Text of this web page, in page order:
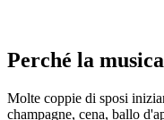
Perché la
Molte coppie di sposi
champagne, cena, ballo